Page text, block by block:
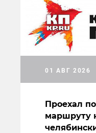
Проехал
маршруту
01 АВГ 2026